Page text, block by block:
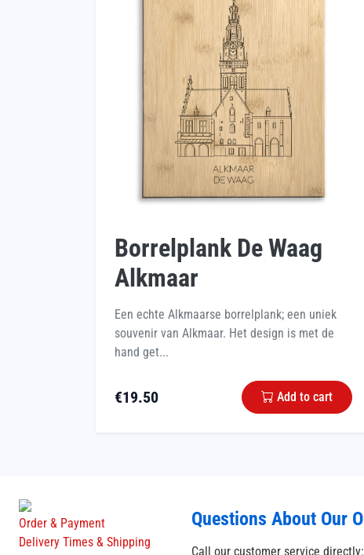
Borrelplank De Waag
Alkmaar
Een echte Alkmaarse borrelplank; een uniek
souvenir van Alkmaar. Het design is met de
hand get...
€19.50 Add to cart
Order & Payment
Delivery Times & Shipping
Questions About Our
Call our customer service directly: